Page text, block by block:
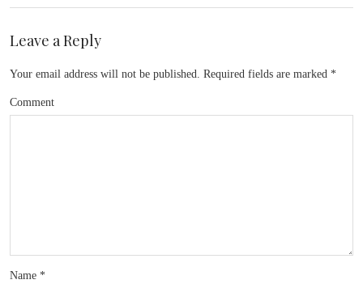
Leave a Reply
Your email address will not be published. Required fields are marked *
Comment
Name *